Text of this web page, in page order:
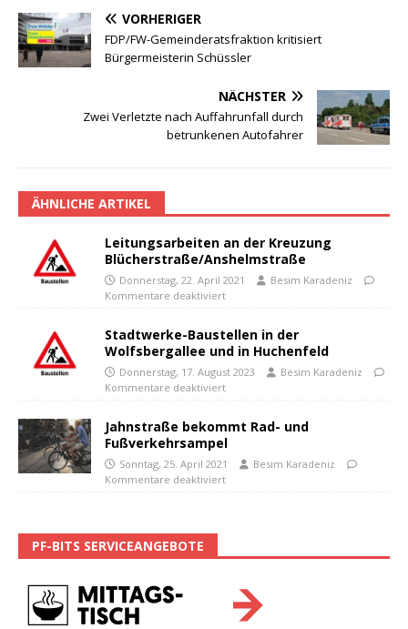
VORHERIGER
FDP/FW-Gemeinderatsfraktion kritisiert
Bürgermeisterin Schüssler
NÄCHSTER
Zwei Verletzte nach Auffahrunfall durch
betrunkenen Autofahrer
ÄHNLICHE ARTIKEL
Leitungsarbeiten an der Kreuzung
Blücherstraße/Anshelmstraße
Donnerstag, 22. April 2021
Besim Karadeniz
Kommentare deaktiviert
Stadtwerke-Baustellen in der
Wolfsbergallee und in Huchenfeld
Donnerstag, 17. August 2023
Besim Karadeniz
Kommentare deaktiviert
Jahnstraße bekommt Rad- und
Fußverkehrsampel
Sonntag, 25. April 2021
Besim Karadeniz
Kommentare deaktiviert
PF-BITS SERVICEANGEBOTE